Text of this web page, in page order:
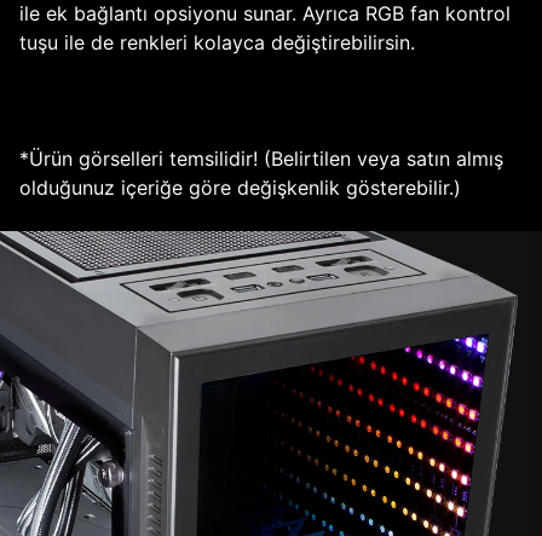
ile ek bağlantı opsiyonu sunar. Ayrıca RGB fan kontrol
tuşu ile de renkleri kolayca değiştirebilirsin.
*Ürün görselleri temsilidir! (Belirtilen veya satın almış
olduğunuz içeriğe göre değişkenlik gösterebilir.)